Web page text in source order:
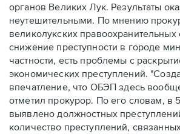
органов Великих Лук. Результаты
неутешительными. По мнению
великолукских правоохранительных
снижение преступности в городе
частности, есть проблемы с
экономических преступлений.
впечатление, что ОБЭП здесь
отметил прокурор. По его словам, в
выявлено должностных
количество преступлений,